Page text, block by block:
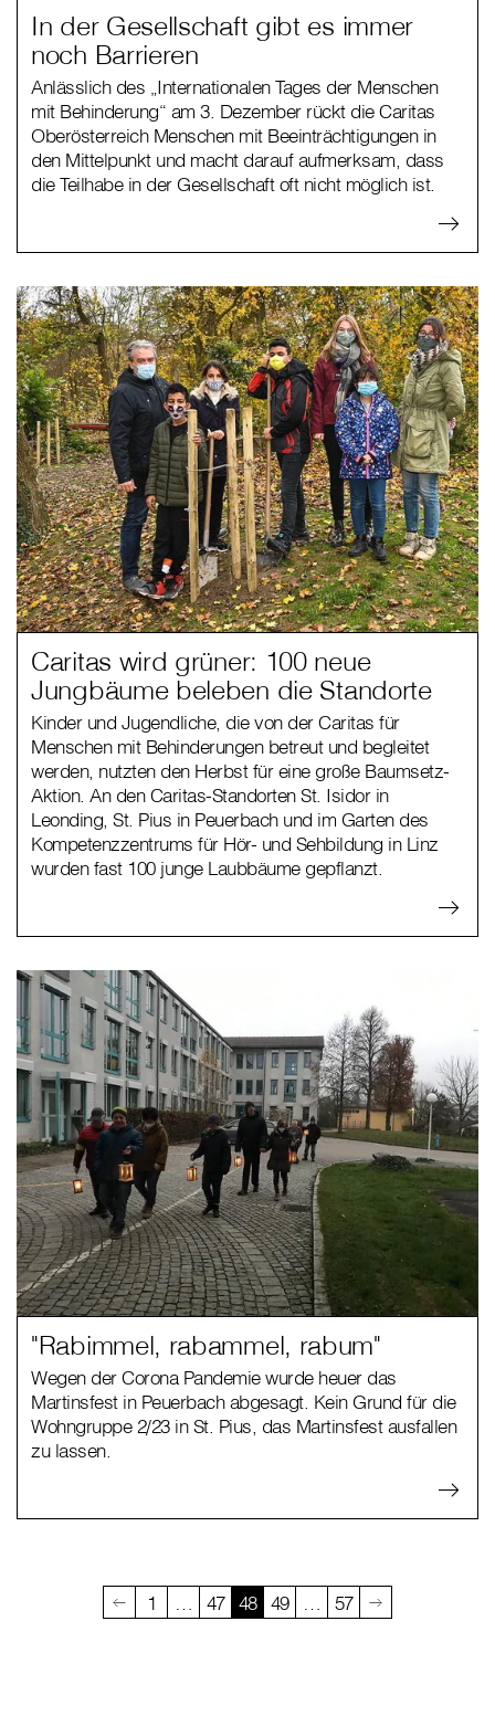
In der Gesellschaft gibt es immer
noch Barrieren
Anlässlich des „Internationalen Tages der Menschen
mit Behinderung“ am 3. Dezember rückt die Caritas
Oberösterreich Menschen mit Beeinträchtigungen in
den Mittelpunkt und macht darauf aufmerksam, dass
die Teilhabe in der Gesellschaft oft nicht möglich ist.
Caritas wird grüner: 100 neue
Jungbäume beleben die Standorte
Kinder und Jugendliche, die von der Caritas für
Menschen mit Behinderungen betreut und begleitet
werden, nutzten den Herbst für eine große Baumsetz-
Aktion. An den Caritas-Standorten St. Isidor in
Leonding, St. Pius in Peuerbach und im Garten des
Kompetenzzentrums für Hör- und Sehbildung in Linz
wurden fast 100 junge Laubbäume gepflanzt.
"Rabimmel, rabammel, rabum"
Wegen der Corona Pandemie wurde heuer das
Martinsfest in Peuerbach abgesagt. Kein Grund für die
Wohngruppe 2/23 in St. Pius, das Martinsfest ausfallen
zu lassen.
1 47 48 49 57